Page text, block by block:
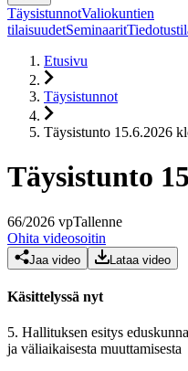
TäysistunnotValiokuntien
tilaisuudetSeminaarit
Etusivu
Täysistunnot
Täysistunto 15.6.2026
Täysistunto
66/2026 vpTallenne
Ohita videosoitin
Jaa video Lataa video
Käsittelyssä nyt
5. Hallituksen esitys
ja väliaikaisesta muuttamisesta